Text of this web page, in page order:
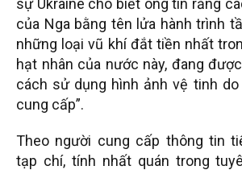
sự Ukraine cho biết ông tin rằng
của Nga bằng tên lửa hành trình
những loại vũ khí đắt tiền nhất
hạt nhân của nước này, đang
cách sử dụng hình ảnh vệ tinh
cung cấp”.
Theo người cung cấp thông tin
tạp chí, tính nhất quán trong